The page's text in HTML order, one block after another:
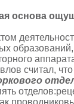
основа
считал, что